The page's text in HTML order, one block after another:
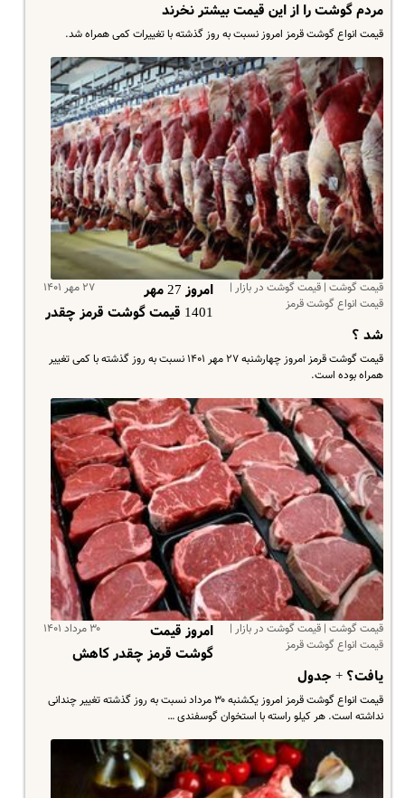
مردم گوشت را از این قیمت بیشتر نخرند
قیمت انواع گوشت قرمز امروز نسبت به روز گذشته با تغییرات کمی همراه شد.
قیمت گوشت | قیمت گوشت در بازار |
قیمت انواع گوشت قرمز
۲۷ مهر ۱۴۰۱
امروز 27 مهر
1401 قیمت گوشت قرمز چقدر
شد ؟
قیمت گوشت قرمز امروز چهارشنبه ۲۷ مهر ۱۴۰۱ نسبت به روز گذشته با کمی تغییر
همراه بوده است.
قیمت گوشت | قیمت گوشت در بازار |
قیمت انواع گوشت قرمز
۳۰ مرداد ۱۴۰۱
امروز قیمت
گوشت قرمز چقدر کاهش
یافت؟ + جدول
قیمت انواع گوشت قرمز امروز یکشنبه ۳۰ مرداد نسبت به روز گذشته تغییر چندانی
نداشته است. هر کیلو راسته با استخوان گوسفندی …